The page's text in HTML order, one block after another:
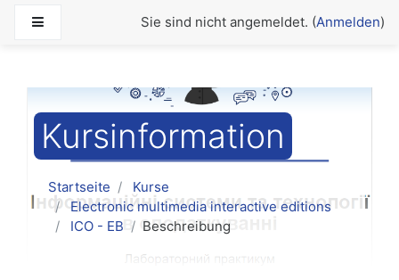
Website-ÜbersichtSie sind nicht angemeldet. (Anmelden)
Kursinformation
Startseite
Kurse
Electronic multimedia interactive editions
ІСО - ЕВ
Beschreibung